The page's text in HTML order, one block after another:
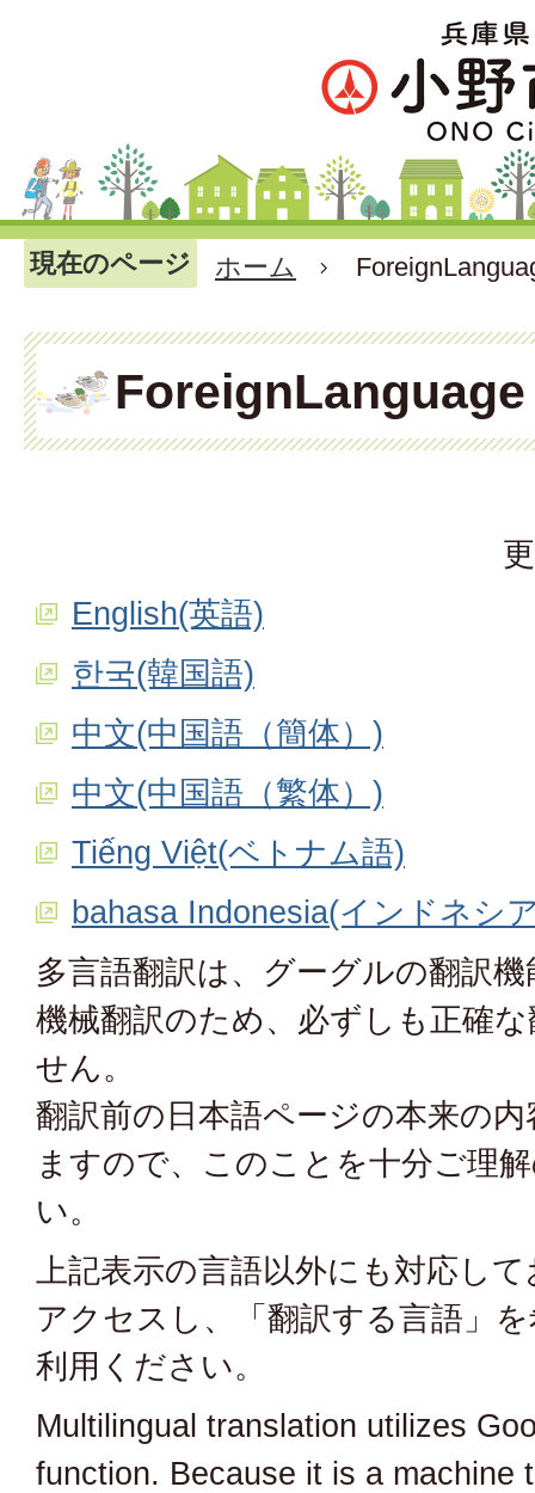
現在のページ ホーム
ForeignLanguage
English(英語)
한국(韓国語)
中文(中国語（簡体）)
中文(中国語（繁体）)
Tiếng Việt(ベトナム語)
bahasa Indonesia(インドネシ
多言語翻訳は、グーグルの翻訳
機械翻訳のため、必ずしも正確
せん。
翻訳前の日本語ページの本来の
ますので、このことを十分ご理
い。
上記表示の言語以外にも対応し
アクセスし、「翻訳する言語」
利用ください。
Multilingual translation utilizes
function. Because it is a machine